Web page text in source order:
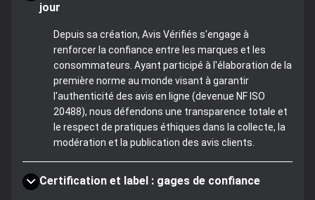
jour
Depuis sa création, Avis Vérifiés s'engage à
renforcer la confiance entre les marques et les
consommateurs. Ayant participé à l'élaboration de la
première norme au monde visant à garantir
l'authenticité des avis en ligne (devenue NF ISO
20488), nous défendons une transparence totale et
le respect de pratiques éthiques dans la collecte, la
modération et la publication des avis clients.
Certification et label : gages de confiance